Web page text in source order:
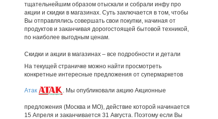
тщательнейшим образом отыскали и собрали инфу про
акции и скидки в магазинах. Суть заключается в том, чтобы
Вы отправлялись совершать свои покупки, начиная от
продуктов и заканчивая дорогостоящей бытовой техникой,
по наиболее выгодным ценам.
Скидки и акции в магазинах – все подробности и детали
На текущей страничке можно найти просмотреть
конкретные интересные предложения от супермаркетов
Атак . Мы опубликовали акцию Акционные
предложения (Москва и МО), действие которой начинается
15 Апреля и заканчивается 31 Августа. Поэтому если Вы